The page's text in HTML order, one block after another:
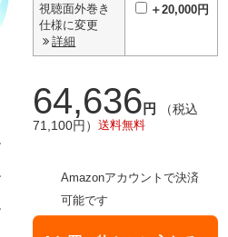
視聴面外巻き
仕様に変更
詳細
＋20,000円
64,636 円
（税込
71,100円） 送料無料
Amazonアカウントで決済
可能です